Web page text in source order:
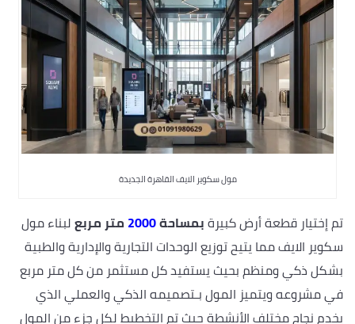
مول سكوير الايف القاهرة الجديدة
تم إختيار قطعة أرض كبيرةبمساحة2000 متر مربعلبناء مول
سكوير الايف مما يتيح توزيع الوحدات التجارية والإدارية والطبية
بشكل ذكي ومنظم بحيث يستفيد كل مستثمر من كل متر مربع
في مشروعه ويتميز المول بـتصميمه الذكي والعملي الذي
يخدم نجاح مختلف الأنشطة حيث تم التخطيط لكل جزء من المول